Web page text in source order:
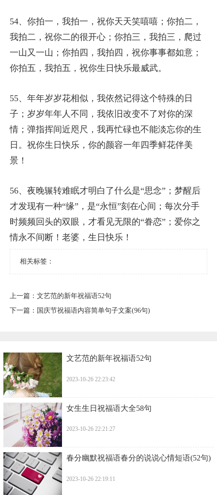
54、你拍一，我拍一，祝你天天笑嘻嘻；你拍二，
我拍二，祝你二的很开心；你拍三，我拍三，爬过
一山又一山；你拍四，我拍四，祝你事事都如意；
你拍五，我拍五，祝你生日快乐最威武。
55、年年岁岁花相似，我依然记得这个特殊的日
子；岁岁年年人不同，我依旧改变不了对你的深
情；弹指挥间近咫尺，我再忙碌也不能淡忘你的生
日。祝你生日快乐，你的颜容一年四季鲜花伴美
景！
56、夜晚辗转难眠才明白了什么是“思念”；梦醒后
才发现有一种“缘”，是“永恒”刻在心间；每次分手
时频频回头的双眼，才看见无限的“眷恋”；爱你之
情永不间断！老婆，生日快乐！
相关标签：
上一篇： ​文艺范的新年祝福语52句
下一篇： ​国庆节祝福语内容简单句子文案(96句)
​文艺范的新年祝福语52句
2023-10-26 22:23:42
​女生生日祝福语大全58句
2023-10-26 22:21:27
​春分幽默祝福语春分的说说心情短语(52句)
2023-10-26 22:19:11